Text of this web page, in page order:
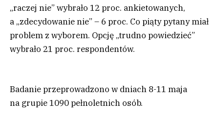
„raczej nie” wybrało 12 proc. ankietowanych,
a „zdecydowanie nie” – 6 proc. Co piąty pytany miał
problem z wyborem. Opcję „trudno powiedzieć”
wybrało 21 proc. respondentów.
Badanie przeprowadzono w dniach 8-11 maja
na grupie 1090 pełnoletnich osób.